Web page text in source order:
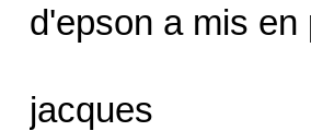
d'epson a mis en
jacques